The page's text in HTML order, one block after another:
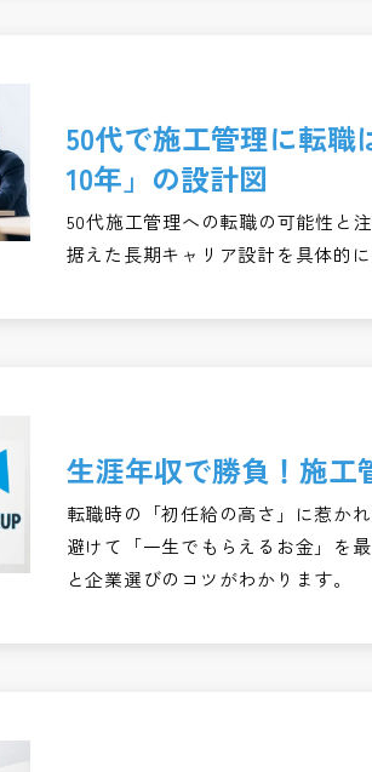
50代で施工管理に転
10年」の設計図
50代施工管理への転職の可能性と
据えた長期キャリア設計を具体的
生涯年収で勝負！施工
転職時の「初任給の高さ」に惹か
避けて「一生でもらえるお金」を
と企業選びのコツがわかります。